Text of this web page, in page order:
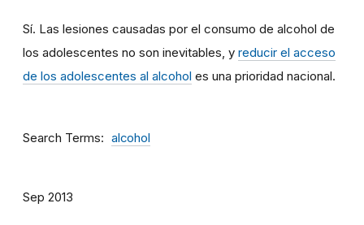
Sí. Las lesiones causadas por el consumo de alcohol de
los adolescentes no son inevitables, y reducir el acceso
de los adolescentes al alcohol es una prioridad nacional.
Search Terms alcohol
Sep 2013